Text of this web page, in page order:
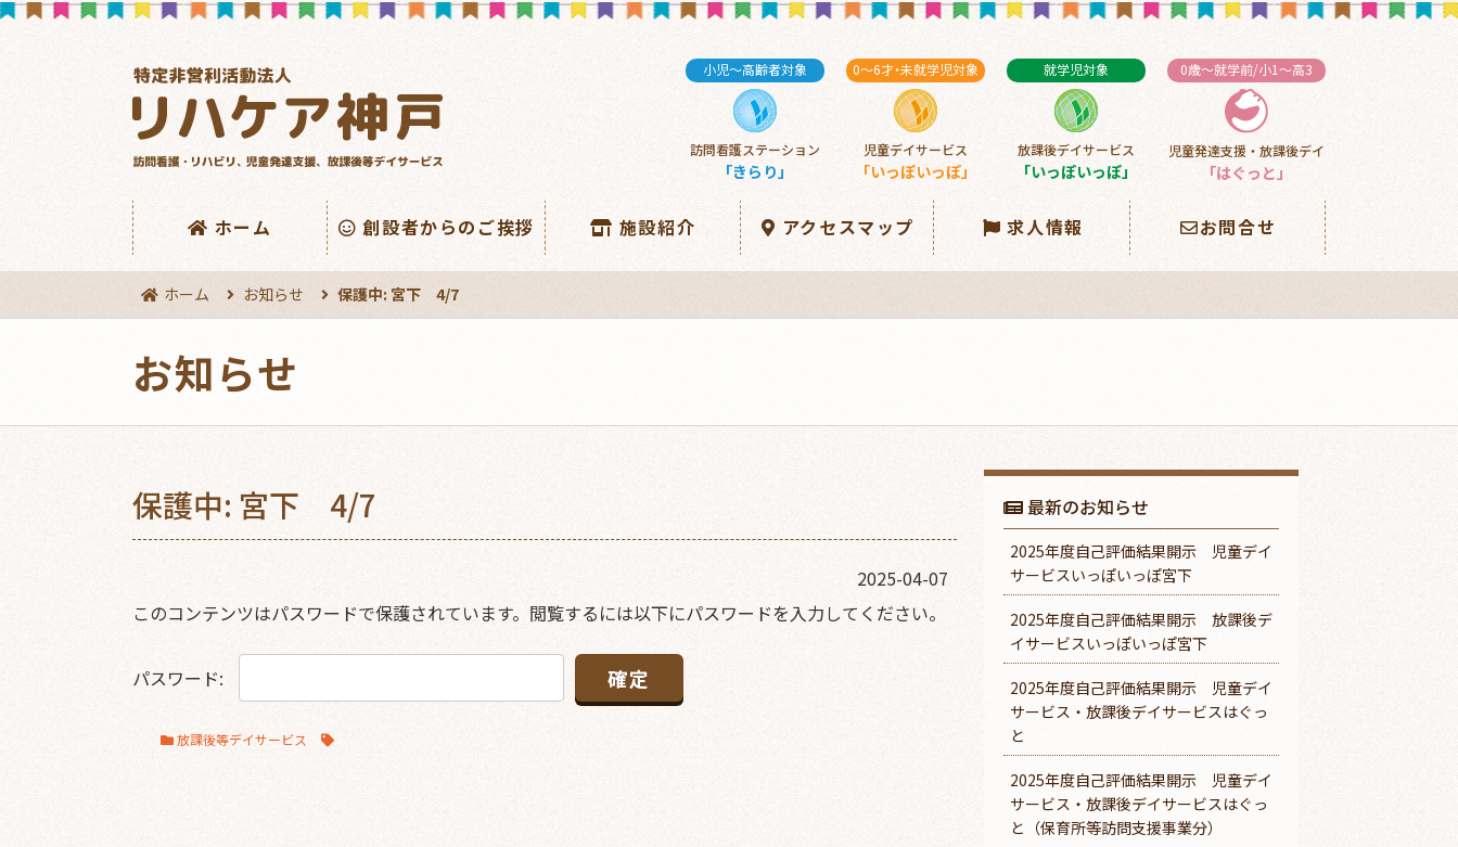
小児～高齢者対象
訪問看護ステーション
「きらり」
0～6才・未就学児対象
児童デイサービス
「いっぽいっぽ」
就学児対象
放課後デイサービス
「いっぽいっぽ」
0歳～就学前/小1～高3
児童発達支援・放課後デイ
「はぐっと」
ホーム 創設者からのご挨拶 施設紹介 アクセスマップ 求人情報 お問合せ
ホーム お知らせ 保護中: 宮下 4/7
お知らせ
保護中: 宮下 4/7
2025-04-07
このコンテンツはパスワードで保護されています。閲覧するには以下にパスワードを入力してください。
パスワード:
放課後等デイサービス
最新のお知らせ
2025年度自己評価結果開示 児童デイ
サービスいっぽいっぽ宮下
2025年度自己評価結果開示 放課後デ
イサービスいっぽいっぽ宮下
2025年度自己評価結果開示 児童デイ
サービス・放課後デイサービスはぐっ
と
2025年度自己評価結果開示 児童デイ
サービス・放課後デイサービスはぐっ
と（保育所等訪問支援事業分）